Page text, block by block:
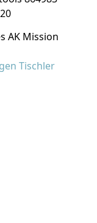
AK Mission
Tischler